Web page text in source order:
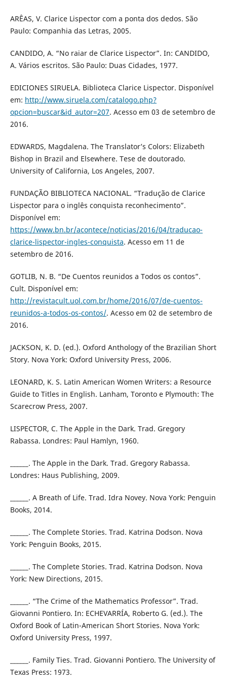
ARÊAS, V. Clarice Lispector com a ponta dos dedos. São
Paulo: Companhia das Letras, 2005.
CANDIDO, A. “No raiar de Clarice Lispector”. In: CANDIDO,
A. Vários escritos. São Paulo: Duas Cidades, 1977.
EDICIONES SIRUELA. Biblioteca Clarice Lispector. Disponível
em: http://www.siruela.com/catalogo.php?
opcion=buscar&id_autor=207. Acesso em 03 de setembro de
2016.
EDWARDS, Magdalena. The Translator’s Colors: Elizabeth
Bishop in Brazil and Elsewhere. Tese de doutorado.
University of California, Los Angeles, 2007.
FUNDAÇÃO BIBLIOTECA NACIONAL. “Tradução de Clarice
Lispector para o inglês conquista reconhecimento”.
Disponível em:
https://www.bn.br/acontece/noticias/2016/04/traducao-
clarice-lispector-ingles-conquista. Acesso em 11 de
setembro de 2016.
GOTLIB, N. B. “De Cuentos reunidos a Todos os contos”.
Cult. Disponível em:
http://revistacult.uol.com.br/home/2016/07/de-cuentos-
reunidos-a-todos-os-contos/. Acesso em 02 de setembro de
2016.
JACKSON, K. D. (ed.). Oxford Anthology of the Brazilian Short
Story. Nova York: Oxford University Press, 2006.
LEONARD, K. S. Latin American Women Writers: a Resource
Guide to Titles in English. Lanham, Toronto e Plymouth: The
Scarecrow Press, 2007.
LISPECTOR, C. The Apple in the Dark. Trad. Gregory
Rabassa. Londres: Paul Hamlyn, 1960.
______. The Apple in the Dark. Trad. Gregory Rabassa.
Londres: Haus Publishing, 2009.
______. A Breath of Life. Trad. Idra Novey. Nova York: Penguin
Books, 2014.
______. The Complete Stories. Trad. Katrina Dodson. Nova
York: Penguin Books, 2015.
______. The Complete Stories. Trad. Katrina Dodson. Nova
York: New Directions, 2015.
______. “The Crime of the Mathematics Professor”. Trad.
Giovanni Pontiero. In: ECHEVARRÍA, Roberto G. (ed.). The
Oxford Book of Latin-American Short Stories. Nova York:
Oxford University Press, 1997.
______. Family Ties. Trad. Giovanni Pontiero. The University of
Texas Press: 1973.